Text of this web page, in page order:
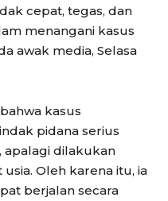
cepat, tegas, dan
menangani kasus
awak media, Selasa
kasus
pidana serius
apalagi dilakukan
Oleh karena itu, ia
berjalan secara